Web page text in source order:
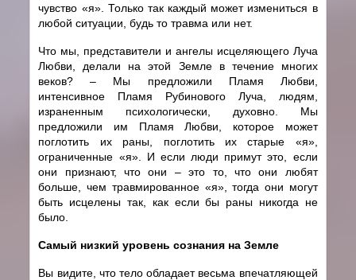
чувство «я». Только так каждый может измениться в
любой ситуации, будь то травма или нет.
Что мы, представители и ангелы исцеляющего Луча
Любви, делали на этой Земле в течение многих
веков? – Мы предложили Пламя Любви,
интенсивное Пламя Рубинового Луча, людям,
израненным психологически, духовно. Мы
предложили им Пламя Любви, которое может
поглотить их раны, поглотить их старые «я»,
ограниченные «я». И если люди примут это, если
они признают, что они – это то, что они любят
больше, чем травмированное «я», тогда они могут
быть исцелены так, как если бы раны никогда не
было.
Самый низкий уровень сознания на Земле
Вы видите, что тело обладает весьма впечатляющей